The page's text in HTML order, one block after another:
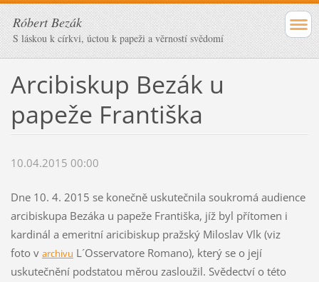
Róbert Bezák
S láskou k církvi, úctou k papeži a věrností svědomí
Arcibiskup Bezák u
papeže Františka
10.04.2015 00:00
Dne 10. 4. 2015 se konečně uskutečnila soukromá audience
arcibiskupa Bezáka u papeže Františka, jíž byl přítomen i
kardinál a emeritní aricibiskup pražský Miloslav Vlk (viz
foto v archivu L´Osservatore Romano), který se o její
uskutečnění podstatou měrou zasloužil. Svědectví o této